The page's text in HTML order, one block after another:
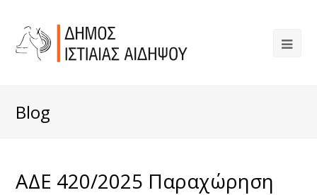
Blog
ΑΔΕ 420/2025 Παραχώρηση